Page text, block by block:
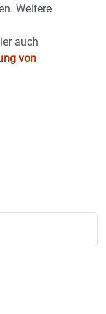
Weitere
auch
von